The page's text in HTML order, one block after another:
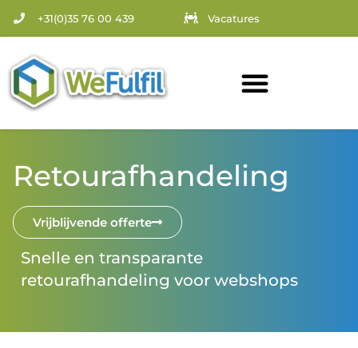
+31(0)35 76 00 439 Vacatures
Retourafhandeling
Vrijblijvende offerte
Snelle en transparante
retourafhandeling voor webshops